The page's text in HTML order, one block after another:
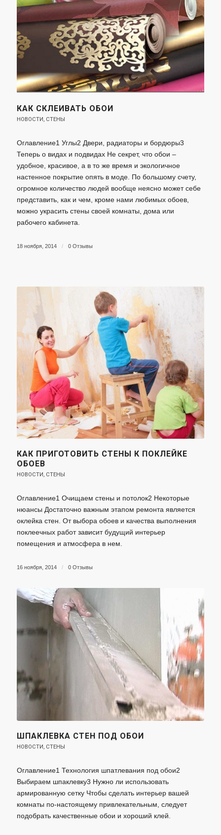
КАК СКЛЕИВАТЬ ОБОИ
НОВОСТИ , СТЕНЫ
Оглавление1 Углы2 Двери, радиаторы и бордюры3
Теперь о видах и подвидах Не секрет, что обои –
удобное, красивое, а в то же время и экологичное
настенное покрытие опять в моде. По большому счету,
огромное количество людей вообще неясно может себе
представить, как и чем, кроме нами любимых обоев,
можно украсить стены своей комнаты, дома или
рабочего кабинета.
18 ноября, 2014 / 0 Отзывы
КАК ПРИГОТОВИТЬ СТЕНЫ К ПОКЛЕЙКЕ
ОБОЕВ
НОВОСТИ , СТЕНЫ
Оглавление1 Очищаем стены и потолок2 Некоторые
нюансы Достаточно важным этапом ремонта является
оклейка стен. От выбора обоев и качества выполнения
поклеечных работ зависит будущий интерьер
помещения и атмосфера в нем.
16 ноября, 2014 / 0 Отзывы
ШПАКЛЕВКА СТЕН ПОД ОБОИ
НОВОСТИ , СТЕНЫ
Оглавление1 Технология шпатлевания под обои2
Выбираем шпаклевку3 Нужно ли использовать
армированную сетку Чтобы сделать интерьер вашей
комнаты по-настоящему привлекательным, следует
подобрать качественные обои и хороший клей.